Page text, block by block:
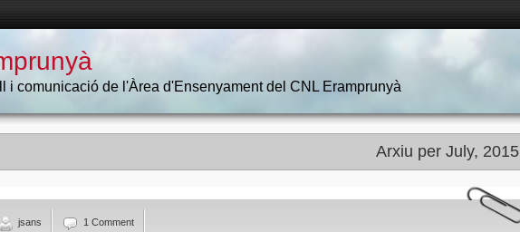
i comunicació de l'Àrea d'Ensenyament del CNL Eramprunyà
Arxiu per July, 2015
jsans 1 Comment